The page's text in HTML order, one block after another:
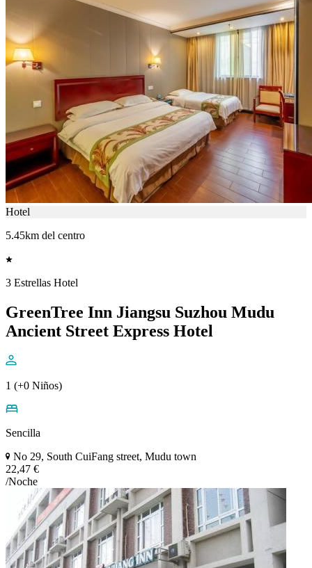
Hotel
5.45km del centro
3 Estrellas Hotel
GreenTree Inn Jiangsu Suzhou Mudu
Ancient Street Express Hotel
1 (+0 Niños)
Sencilla
No 29, South CuiFang street, Mudu town
22,47 €
/Noche